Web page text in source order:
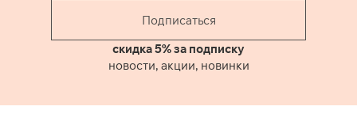
Подписаться
скидка 5% за подписку
новости, акции, новинки